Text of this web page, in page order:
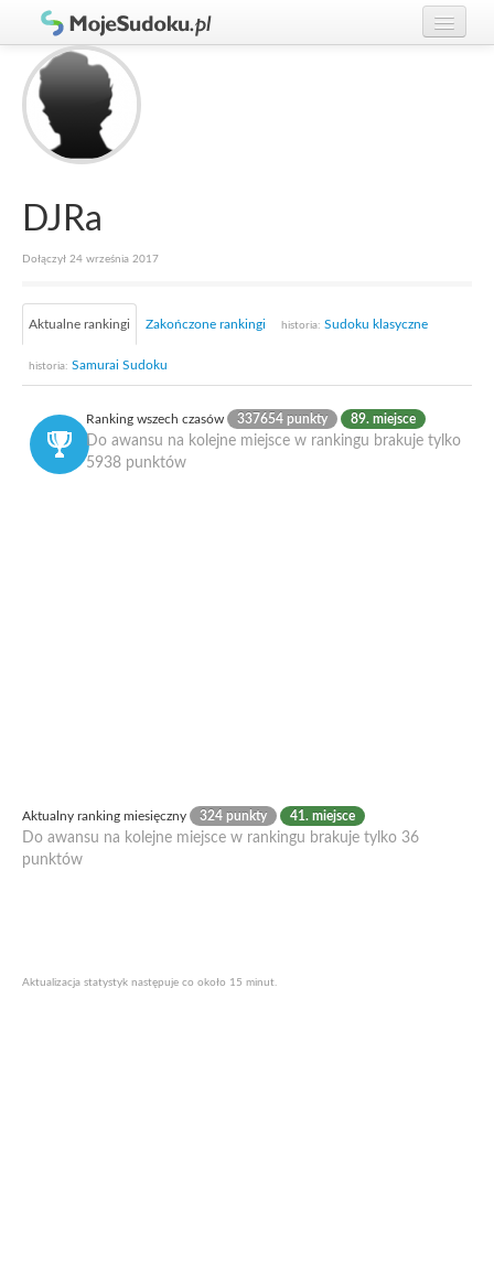
Graj w Sudoku!
Zasady Sudoku
Rankingi
Gracze
DJRa
Dołączył 24 września 2017
Aktualne rankingi Zakończone rankingi historia: Sudoku klasyczne
historia: Samurai Sudoku
Ranking wszech czasów 337654 punkty 89. miejsce
Do awansu na kolejne miejsce w rankingu brakuje tylko
5938 punktów
Aktualny ranking miesięczny 324 punkty 41. miejsce
Do awansu na kolejne miejsce w rankingu brakuje tylko 36
punktów
Aktualizacja statystyk następuje co około 15 minut.